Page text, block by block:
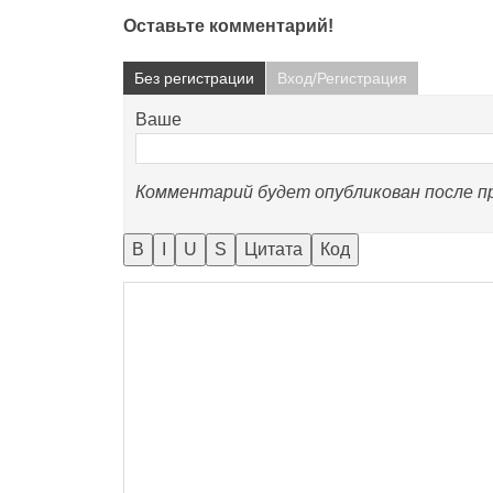
Оставьте комментарий!
Без регистрации Вход/Регистрация
Комментарий будет опубликован после
B U S Цитата Код